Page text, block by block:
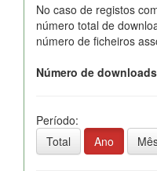
No caso de registos
número total de
número de ficheiros
Número de
Período:
Total
Ano